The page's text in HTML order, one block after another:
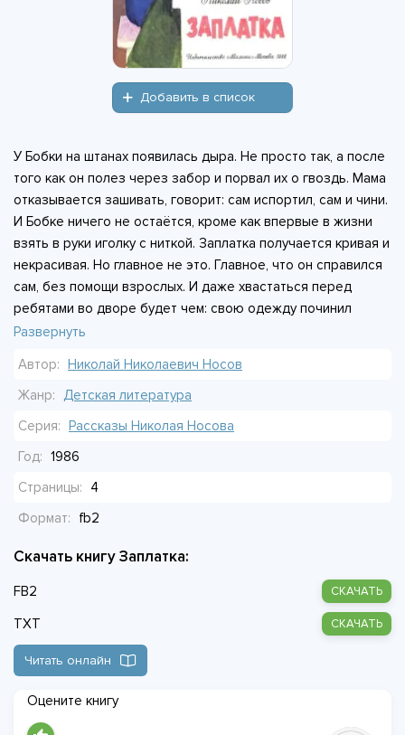
Добавить в список
У Бобки на штанах появилась дыра. Не просто так, а после
того как он полез через забор и порвал их о гвоздь. Мама
отказывается зашивать, говорит: сам испортил, сам и чини.
И Бобке ничего не остаётся, кроме как впервые в жизни
взять в руки иголку с ниткой. Заплатка получается кривая и
некрасивая. Но главное не это. Главное, что он справился
сам, без помощи взрослых. И даже хвастаться перед
ребятами во дворе будет чем: свою одежду починил
собственными руками. Маленький рассказ Николая Носова
самостоятельность. Бобка ещё долго будет разглядывать
свою неловкую заплатку, но на лице у него довольная
улыбка.
Развернуть
Автор: Николай Николаевич Носов
Жанр: Детская литература
Серия: Рассказы Николая Носова
Год: 1986
Страницы:
4
Формат:
fb2
Скачать книгу Заплатка:
FB2 СКАЧАТЬ
TXT СКАЧАТЬ
Читать онлайн
Оцените книгу